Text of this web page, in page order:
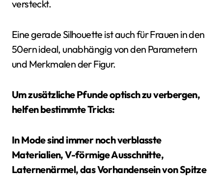
versteckt.
Eine gerade Silhouette ist auch für Frauen in den
50ern ideal, unabhängig von den Parametern
und Merkmalen der Figur.
Um zusätzliche Pfunde optisch zu verbergen,
helfen bestimmte Tricks:
In Mode sind immer noch verblasste
Materialien, V-förmige Ausschnitte,
Laternenärmel, das Vorhandensein von Spitze